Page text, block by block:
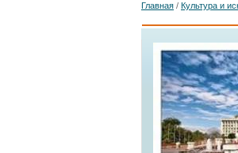
Главная / Культура и